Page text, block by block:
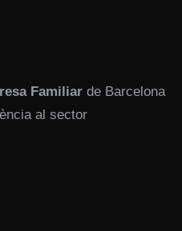
Familiar de Barcelona
al sector